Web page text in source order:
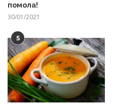
помола!
30/01/2021
5